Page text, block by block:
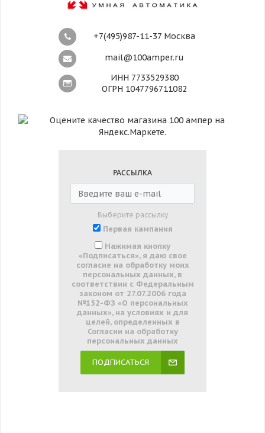
+7(495)987-11-37 Москва
mail@100amper.ru
ИНН 7733529380
ОГРН 1047796711082
РАССЫЛКА
Выберите рассылку
Первая кампания
Нажимая кнопку
«Подписаться», я даю свое
согласие на обработку моих
персональных данных, в
соответствии с Федеральным
законом от 27.07.2006 года
№152-ФЗ «О персональных
данных», на условиях и для
целей, определенных в
Согласии на обработку
персональных данных
ПОДПИСАТЬСЯ